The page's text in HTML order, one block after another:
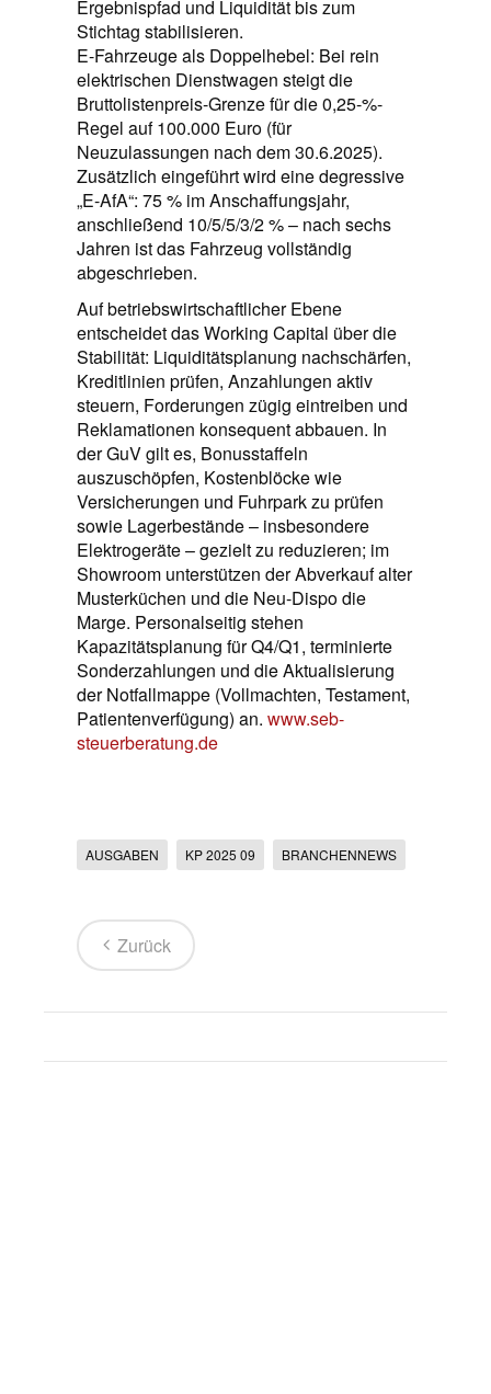
Ergebnispfad und Liquidität bis zum
Stichtag stabilisieren.
E-Fahrzeuge als Doppelhebel: Bei rein
elektrischen Dienstwagen steigt die
Bruttolistenpreis-Grenze für die 0,25-%-
Regel auf 100.000 Euro (für
Neuzulassungen nach dem 30.6.2025).
Zusätzlich eingeführt wird eine degressive
„E-AfA“: 75 % im Anschaffungsjahr,
anschließend 10/5/5/3/2 % – nach sechs
Jahren ist das Fahrzeug vollständig
abgeschrieben.
Auf betriebswirtschaftlicher Ebene
entscheidet das Working Capital über die
Stabilität: Liquiditätsplanung nachschärfen,
Kreditlinien prüfen, Anzahlungen aktiv
steuern, Forderungen zügig eintreiben und
Reklamationen konsequent abbauen. In
der GuV gilt es, Bonusstaffeln
auszuschöpfen, Kostenblöcke wie
Versicherungen und Fuhrpark zu prüfen
sowie Lagerbestände – insbesondere
Elektrogeräte – gezielt zu reduzieren; im
Showroom unterstützen der Abverkauf alter
Musterküchen und die Neu-Dispo die
Marge. Personalseitig stehen
Kapazitätsplanung für Q4/Q1, terminierte
Sonderzahlungen und die Aktualisierung
der Notfallmappe (Vollmachten, Testament,
Patientenverfügung) an. www.seb-
steuerberatung.de
AUSGABEN KP 2025 09 BRANCHENNEWS
Zurück